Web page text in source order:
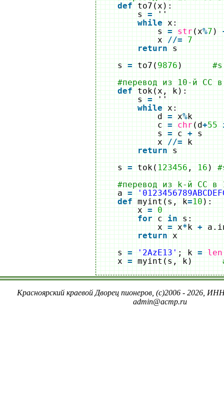
def to7(x):
s = ''
while x:
s = str(x%7)
x //= 7
return s
s = to7(9876)
#перевод из 10-й
def tok(x, k):
s = ''
while x:
d = x%k
c = chr(d+55
s = c + s
x //= k
return s
s = tok(123456, 16)
#перевод из k-й СС
a =
def myint(s, k=10):
x = 0
for c in s:
x = x*k +
return x
s = '2AzE13'; k = len
x = myint(s, k)
Красноярский краевой Дворец пионеров, (c)2006 - 2026,
admin@acmp.ru